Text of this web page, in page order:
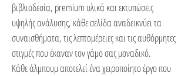
βιβλιοδεσία, premium υλικά και εκτυπώσεις
υψηλής ανάλυσης, κάθε σελίδα αναδεικνύει τα
συναισθήματα, τις λεπτομέρειες και τις αυθόρμητες
στιγμές που έκαναν τον γάμο σας μοναδικό.
Κάθε άλμπουμ αποτελεί ένα χειροποίητο έργο που